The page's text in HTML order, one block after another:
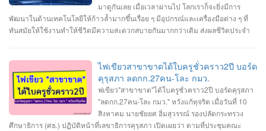
มาดูกันเลย เมื่อเวลาผ่านไป โลกเราก็จะยิ่งมีการ
พัฒนาในด้านเทคโนโลยีให้ก้าวล้ำมากขึ้นเรื่อย ๆ มีอุปกรณ์และเครื่องมือต่าง ๆ ที่
ทันสมัยให้ใช้งานทำให้ชีวิตมีความสะดวกสบายกันมากกว่าเดิม ส่งผลชีวิตประจำ
ในปี 2020 นี้เราน่าจะได้เห็นเทคโนโลยีอะไรใหม่ ๆ เกิดขึ้นมาบ้าง ไปดูกันเลยกับ 8
เทรนด์เทคโนโลยีใหม่แห่งปี 2020 1. เครือข่ายมือถือ 5G เทคโนโลยี 5G ที่จะทำให้
โลกของเราก้าวเข้าไปสู่ยุคของ Internet of Things โลกที่ทุกสิ่งทุกอย่างเชื่อมต่อ
อินเทอร์เน็ต ซึ่งเครือข่าย 5G จะเริ่มถูกนำมาใช้งานกันแพร่หลายมากขึ้นทั้งในด้าน
ของผู้ให้บริการเครือข่ายและด้านของแบรนด์มือถือที่เริ่มผลิตมือถือรองรับ 5G ออก
มากันมากขึ้นในปี 2020 นี้ เทคโนโลยี 5G นั้นจะมีการพัฒนาประสิทธิภาพจาก 4G
ไฟเขียวสาขาขาดได้ใบครูชั่วคราว2ปี บอร์ด
คุรุสภา ลดกก.27คน-โละ กมว.
ฟเขียว"สาขาขาด"ได้ใบครูชั่วคราว2ปี บอร์ดคุรุสภา
"ลดกก.27คน-โละ กมว." หวังแก้ทุจริต เมื่อวันที่ 10
สิงหาคม นายชัยยศ อิ่มสุวรรณ์ รองปลัดกระทรวง
ศึกษาธิการ (ศธ.) ปฏิบัติหน้าที่เลขาธิการคุรุสภา เปิดเผยว่า ตามที่ประชุมคณะ